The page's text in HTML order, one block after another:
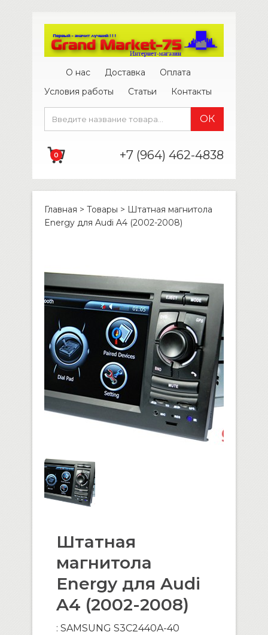
О нас Доставка
Оплата
Условия работы
Статьи Контакты
0 +7 (964) 462-4838
Главная > Товары > Штатная магнитола
Energy для Audi A4 (2002-2008)
Штатная
магнитола
Energy для Audi
A4 (2002-2008)
: SAMSUNG S3C2440A-40